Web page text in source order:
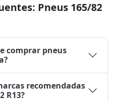
Pneus 165/82
comprar pneus
recomendadas
R13?